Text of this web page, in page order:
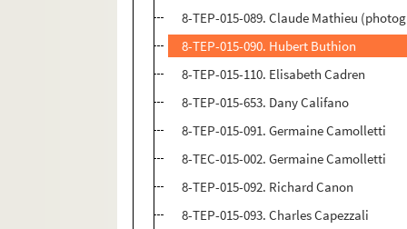
8-TEP-015-089. Claude Mathieu
8-TEP-015-090. Hubert Buthion
8-TEP-015-110. Elisabeth Cadren
8-TEP-015-653. Dany Califano
8-TEP-015-091. Germaine Camolletti
8-TEC-015-002. Germaine Camolletti
8-TEP-015-092. Richard Canon
8-TEP-015-093. Charles Capezzali